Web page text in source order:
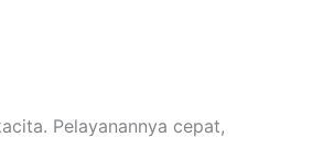
Pelayanannya cepat,